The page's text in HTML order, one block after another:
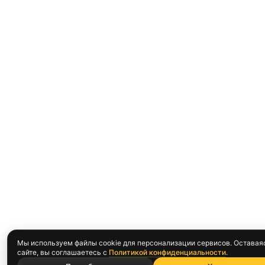
Мы используем файлы cookie для персонализации сервисов.
сайте, вы соглашаетесь с Политикой конфиденциальности.